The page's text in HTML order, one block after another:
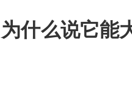
什么说它能